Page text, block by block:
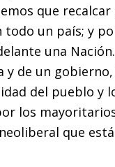
que
todo un país; y
una
y de un
del pueblo y
los
que